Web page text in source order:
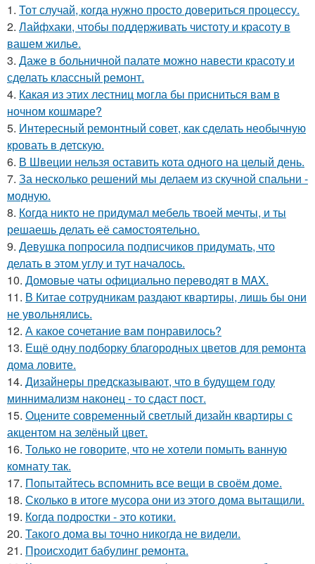
1. Тот случай, когда нужно просто довериться процессу.
2. Лайфхаки, чтобы поддерживать чистоту и красоту в
вашем жилье.
3. Даже в больничной палате можно навести красоту и
сделать классный ремонт.
4. Какая из этих лестниц могла бы присниться вам в
ночном кошмаре?
5. Интересный ремонтный совет, как сделать необычную
кровать в детскую.
6. В Швеции нельзя оставить кота одного на целый день.
7. За несколько решений мы делаем из скучной спальни -
модную.
8. Когда никто не придумал мебель твоей мечты, и ты
решаешь делать её самостоятельно.
9. Девушка попросила подписчиков придумать, что
делать в этом углу и тут началось.
10. Домовые чаты официально переводят в MAX.
11. В Китае сотрудникам раздают квартиры, лишь бы они
не увольнялись.
12. А какое сочетание вам понравилось?
13. Ещё одну подборку благородных цветов для ремонта
дома ловите.
14. Дизайнеры предсказывают, что в будущем году
миннимализм наконец - то сдаст пост.
15. Оцените современный светлый дизайн квартиры с
акцентом на зелёный цвет.
16. Только не говорите, что не хотели помыть ванную
комнату так.
17. Попытайтесь вспомнить все вещи в своём доме.
18. Сколько в итоге мусора они из этого дома вытащили.
19. Когда подростки - это котики.
20. Такого дома вы точно никогда не видели.
21. Происходит бабулинг ремонта.